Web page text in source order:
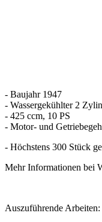
- Baujahr 1947
- Wassergekühlter 2
- 425 ccm, 10 PS
- Motor- und
- Höchstens 300 Stück
Mehr Informationen bei
Auszuführende Arbeiten: